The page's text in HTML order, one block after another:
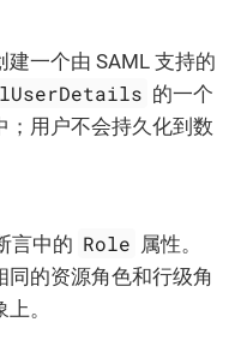
一个由 SAML 支持的
的一个
；用户不会持久化到数
言中的 Role 属性。
的资源角色和行级角
。